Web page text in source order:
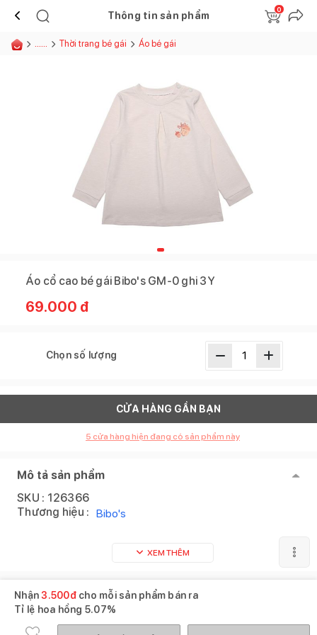
Thông tin sản phẩm
0
...... Thời trang bé gái Áo bé gái
Áo cổ cao bé gái Bibo's GM-0 ghi 3Y
69.000 đ
Chọn số lượng
CỬA HÀNG GẦN BẠN
5 cửa hàng hiện đang có sản phẩm này
Mô tả sản phẩm
SKU : 126366
Thương hiệu : Bibo's
XEM THÊM
Nhận 3.500đcho mỗi sản phẩm bán ra
Tỉ lệ hoa hồng 5.07%